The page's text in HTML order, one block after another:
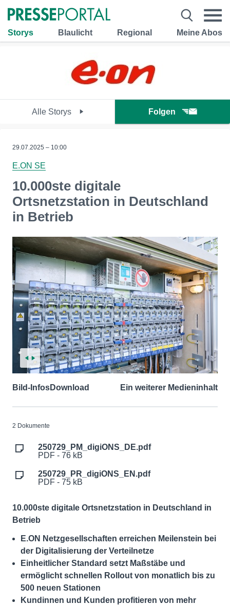
Storys Blaulicht Regional Meine Abos
Alle Storys Folgen
29.07.2025 – 10:00
E.ON SE
10.000ste digitale
Ortsnetzstation in Deutschland
in Betrieb
Bild-InfosDownload Ein weiterer Medieninhalt
2 Dokumente
250729_PM_digiONS_DE.pdf
PDF - 76 kB
250729_PR_digiONS_EN.pdf
PDF - 75 kB
10.000ste digitale Ortsnetzstation in Deutschland in
Betrieb
E.ON Netzgesellschaften erreichen Meilenstein bei
der Digitalisierung der Verteilnetze
Einheitlicher Standard setzt Maßstäbe und
ermöglicht schnellen Rollout von monatlich bis zu
500 neuen Stationen
Kundinnen und Kunden profitieren von mehr